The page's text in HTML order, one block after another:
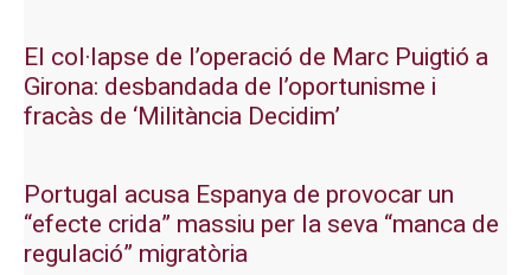
El col·lapse de l’operació de Marc Puigtió a
Girona: desbandada de l’oportunisme i
fracàs de ‘Militància Decidim’
Portugal acusa Espanya de provocar un
“efecte crida” massiu per la seva “manca de
regulació” migratòria